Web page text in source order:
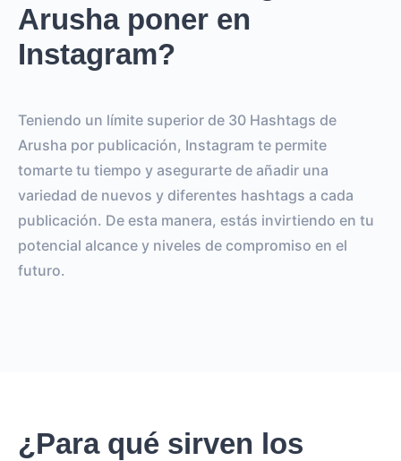
Arusha poner en
Instagram?
Teniendo un límite superior de 30 Hashtags de
Arusha por publicación, Instagram te permite
tomarte tu tiempo y asegurarte de añadir una
variedad de nuevos y diferentes hashtags a cada
publicación. De esta manera, estás invirtiendo en tu
potencial alcance y niveles de compromiso en el
futuro.
¿Para qué sirven los